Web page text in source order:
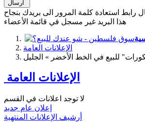
هذا البريد غير مسجل في قائمة الأعضاء
الإعلانات العامة
للبيع في الخط الأخضر » الجليل
الإعلانات العامة
لا توجد اعلانات في القسم
إعلان عام جديد
أرشيف الإعلانات المنتهية